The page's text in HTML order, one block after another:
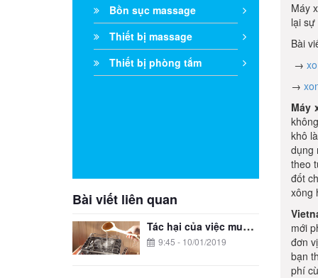
Bồn sục massage
Thiết bị massage
Thiết bị phòng tắm
Bài viết liên quan
Tác hại của việc mua máy xông khô hơi giá rẻ
9:45 - 10/01/2019
Máy
lại
Bài
→
→
Máy
khô
dụng
theo
đốt
xông
mới
đơn
bạn
phí